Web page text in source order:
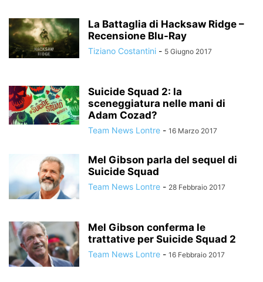
La Battaglia di Hacksaw Ridge –
Recensione Blu-Ray
Tiziano Costantini - 5 Giugno 2017
Suicide Squad 2: la
sceneggiatura nelle mani di
Adam Cozad?
Team News Lontre - 16 Marzo 2017
Mel Gibson parla del sequel di
Suicide Squad
Team News Lontre - 28 Febbraio 2017
Mel Gibson conferma le
trattative per Suicide Squad 2
Team News Lontre - 16 Febbraio 2017